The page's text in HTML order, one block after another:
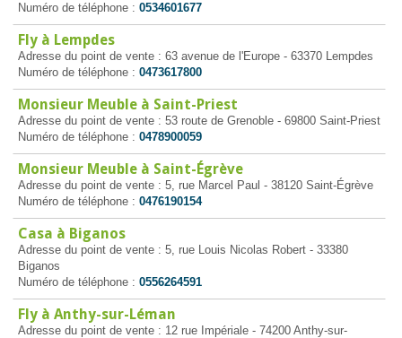
Numéro de téléphone : 0534601677
Fly à Lempdes
Adresse du point de vente : 63 avenue de l'Europe - 63370 Lempdes
Numéro de téléphone : 0473617800
Monsieur Meuble à Saint-Priest
Adresse du point de vente : 53 route de Grenoble - 69800 Saint-Priest
Numéro de téléphone : 0478900059
Monsieur Meuble à Saint-Égrève
Adresse du point de vente : 5, rue Marcel Paul - 38120 Saint-Égrève
Numéro de téléphone : 0476190154
Casa à Biganos
Adresse du point de vente : 5, rue Louis Nicolas Robert - 33380
Biganos
Numéro de téléphone : 0556264591
Fly à Anthy-sur-Léman
Adresse du point de vente : 12 rue Impériale - 74200 Anthy-sur-